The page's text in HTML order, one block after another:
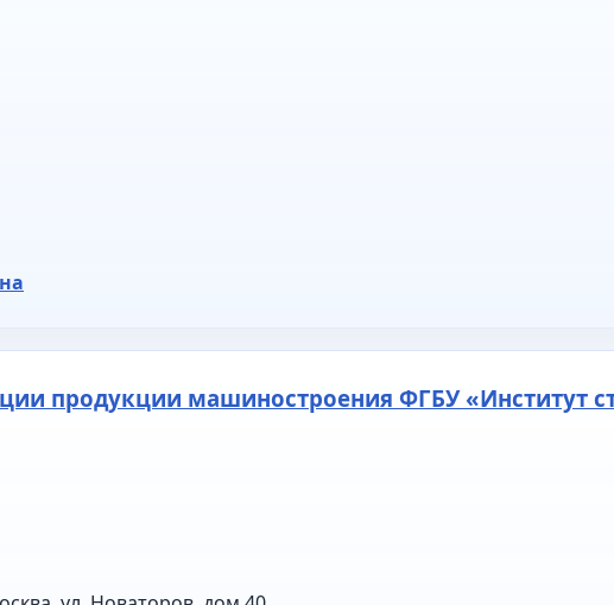
продукции машиностроения ФГБУ «Институт